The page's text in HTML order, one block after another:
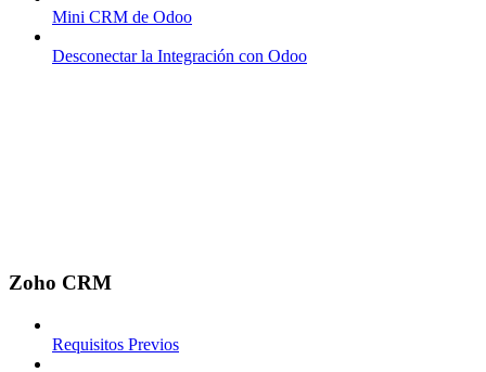
Mini CRM de Odoo
Desconectar la Integración con Odoo
Zoho CRM
Requisitos Previos